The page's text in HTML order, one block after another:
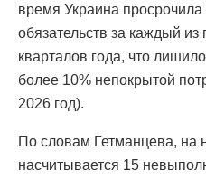
время Украина
обязательств за каждый
кварталов года, что
более 10% непокрытой
2026 год).
По словам Гетманцева, на
насчитывается 15